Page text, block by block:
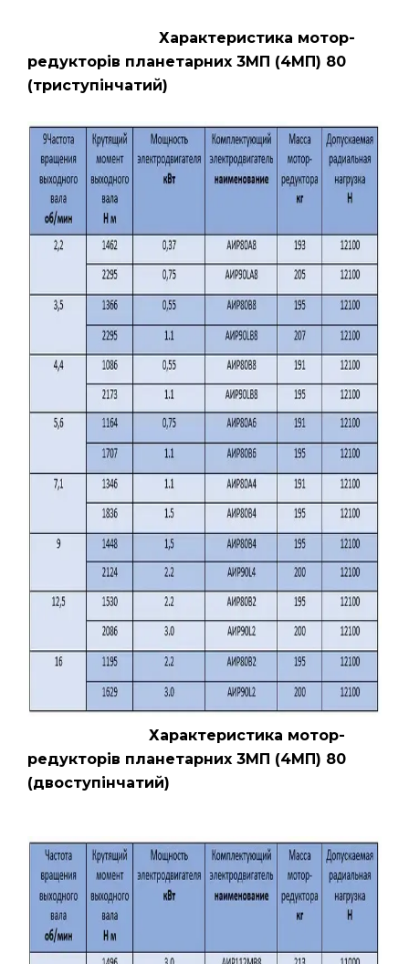
Характеристика мотор-
редукторів планетарних 3МП (4МП) 80
(триступінчатий)
Характеристика мотор-
редукторів планетарних 3МП (4МП) 80
(двоступінчатий)